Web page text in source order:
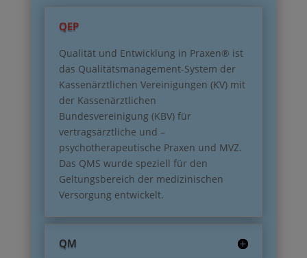
QEP
Qualität und Entwicklung in Praxen® ist
das Qualitätsmanagement-System der
Kassenärztlichen Vereinigungen (KV) mit
der Kassenärztlichen
Bundesvereinigung (KBV) für
vertragsärztliche und –
psychotherapeutische Praxen und MVZ.
Das QMS wurde speziell für den
Geltungsbereich der medizinischen
Versorgung entwickelt.
QM